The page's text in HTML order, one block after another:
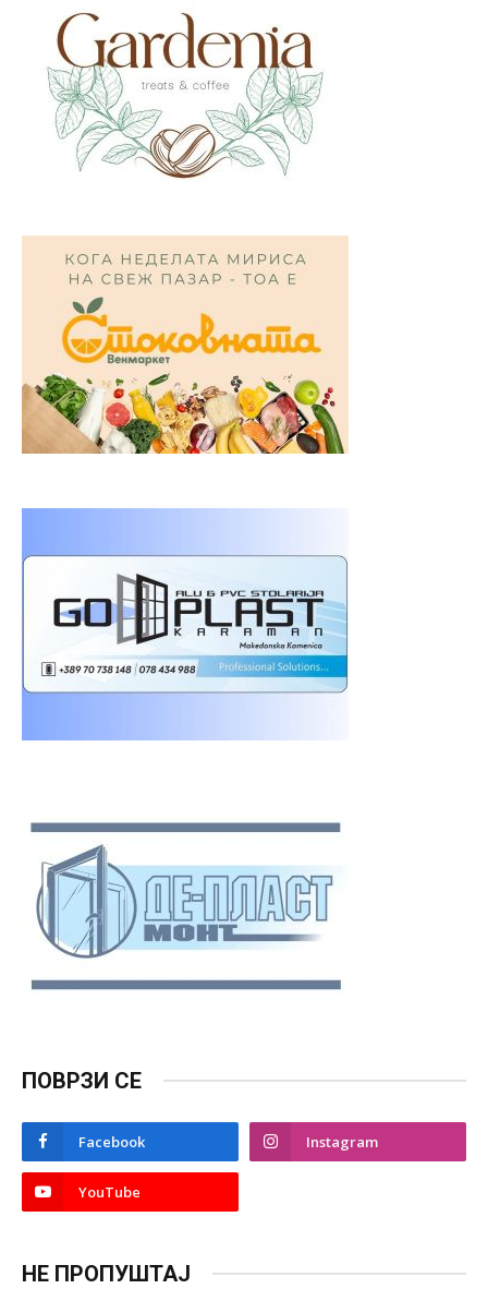
ПОВРЗИ СЕ
Facebook Instagram
YouTube
НЕ ПРОПУШТАЈ